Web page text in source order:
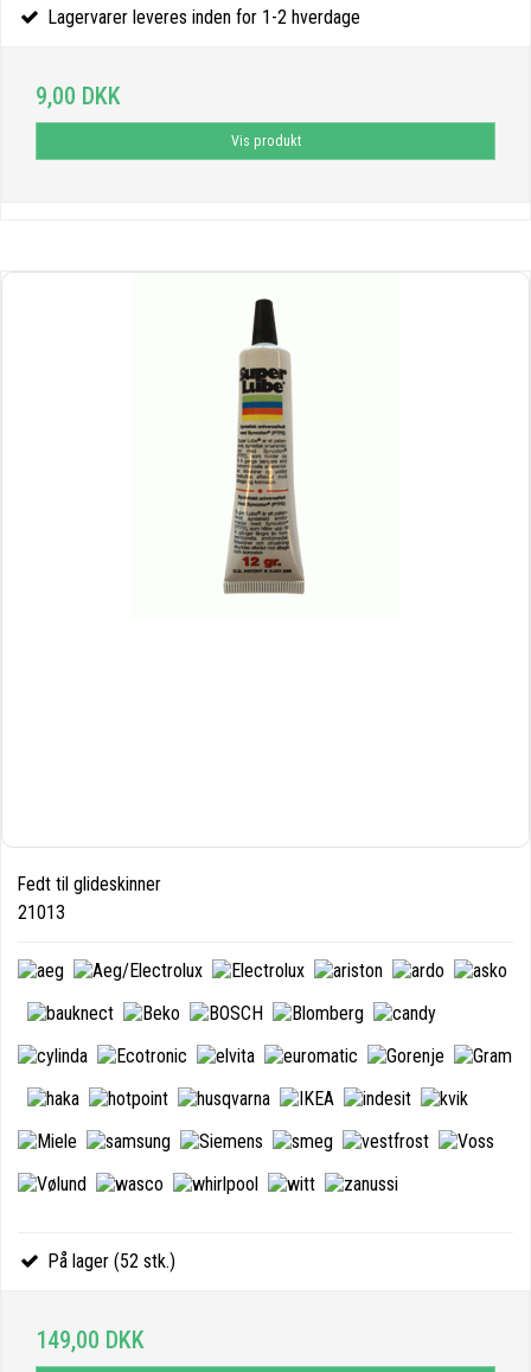
Lagervarer leveres inden for 1-2 hverdage
9,00 DKK
Vis produkt
Fedt til glideskinner
21013
På lager (52 stk.)
149,00 DKK